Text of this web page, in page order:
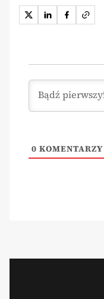
0 KOMENTARZY